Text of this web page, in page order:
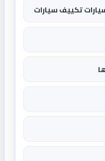
تكييف سيارات